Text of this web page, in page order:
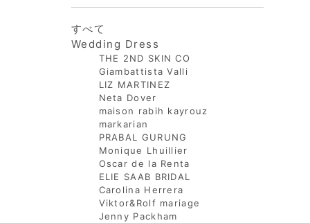
すべて
Wedding Dress
THE 2ND SKIN CO
Giambattista Valli
LIZ MARTINEZ
Neta Dover
maison rabih kayrouz
markarian
PRABAL GURUNG
Monique Lhuillier
Oscar de la Renta
ELIE SAAB BRIDAL
Carolina Herrera
Viktor&Rolf mariage
Jenny Packham